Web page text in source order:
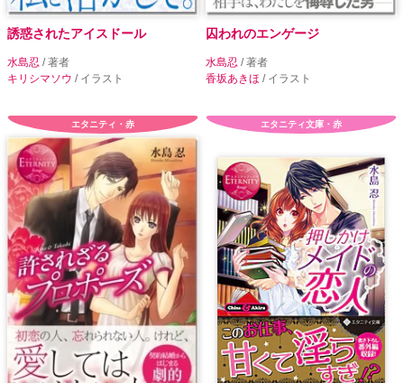
誘惑されたアイスドール
水島忍 / 著者
キリシマソウ / イラスト
囚われのエンゲージ
水島忍 / 著者
香坂あきほ / イラスト
エタニティ・赤 エタニティ文庫・赤